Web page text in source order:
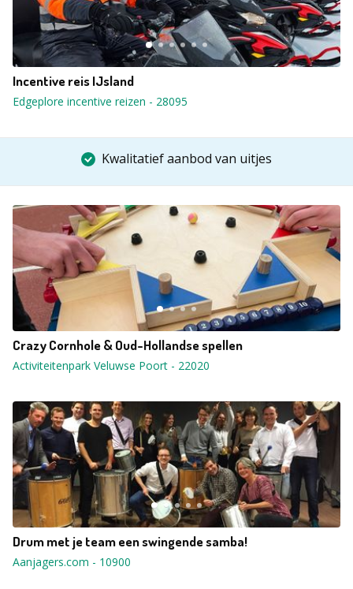
Incentive reis IJsland
Edgeplore incentive reizen - 28095
Kwalitatief aanbod van uitjes
Crazy Cornhole & Oud-Hollandse spellen
Activiteitenpark Veluwse Poort - 22020
Drum met je team een swingende samba!
Aanjagers.com - 10900